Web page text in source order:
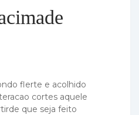
flerte e acolhido
cortes aquele
que seja feito